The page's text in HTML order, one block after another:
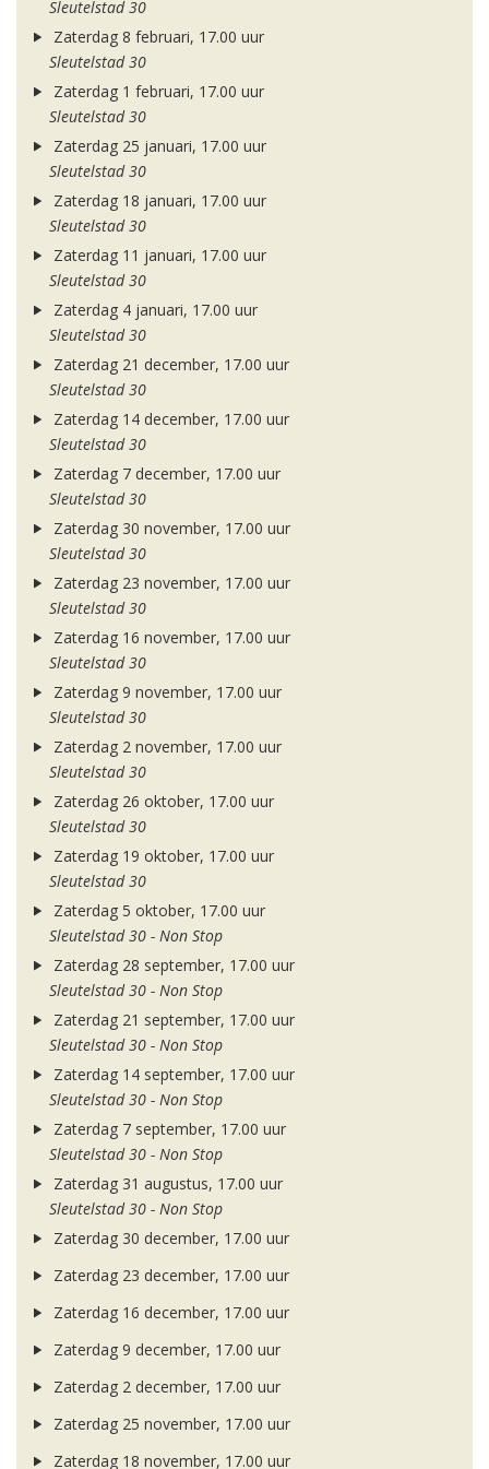
Sleutelstad 30
Zaterdag 8 februari, 17.00 uur
Sleutelstad 30
Zaterdag 1 februari, 17.00 uur
Sleutelstad 30
Zaterdag 25 januari, 17.00 uur
Sleutelstad 30
Zaterdag 18 januari, 17.00 uur
Sleutelstad 30
Zaterdag 11 januari, 17.00 uur
Sleutelstad 30
Zaterdag 4 januari, 17.00 uur
Sleutelstad 30
Zaterdag 21 december, 17.00 uur
Sleutelstad 30
Zaterdag 14 december, 17.00 uur
Sleutelstad 30
Zaterdag 7 december, 17.00 uur
Sleutelstad 30
Zaterdag 30 november, 17.00 uur
Sleutelstad 30
Zaterdag 23 november, 17.00 uur
Sleutelstad 30
Zaterdag 16 november, 17.00 uur
Sleutelstad 30
Zaterdag 9 november, 17.00 uur
Sleutelstad 30
Zaterdag 2 november, 17.00 uur
Sleutelstad 30
Zaterdag 26 oktober, 17.00 uur
Sleutelstad 30
Zaterdag 19 oktober, 17.00 uur
Sleutelstad 30
Zaterdag 5 oktober, 17.00 uur
Sleutelstad 30 - Non Stop
Zaterdag 28 september, 17.00 uur
Sleutelstad 30 - Non Stop
Zaterdag 21 september, 17.00 uur
Sleutelstad 30 - Non Stop
Zaterdag 14 september, 17.00 uur
Sleutelstad 30 - Non Stop
Zaterdag 7 september, 17.00 uur
Sleutelstad 30 - Non Stop
Zaterdag 31 augustus, 17.00 uur
Sleutelstad 30 - Non Stop
Zaterdag 30 december, 17.00 uur
Zaterdag 23 december, 17.00 uur
Zaterdag 16 december, 17.00 uur
Zaterdag 9 december, 17.00 uur
Zaterdag 2 december, 17.00 uur
Zaterdag 25 november, 17.00 uur
Zaterdag 18 november, 17.00 uur